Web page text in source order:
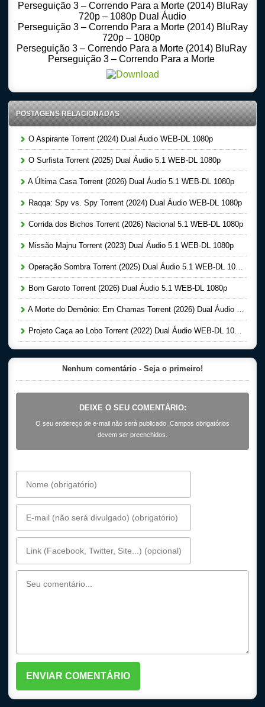
Perseguição 3 – Correndo Para a Morte (2014) BluRay
720p – 1080p Dual Áudio
Perseguição 3 – Correndo Para a Morte (2014) BluRay
720p – 1080p
Perseguição 3 – Correndo Para a Morte (2014) BluRay
Perseguição 3 – Correndo Para a Morte
POSTAGENS RELACIONADAS
O Aspirante Torrent (2024) Dual Áudio WEB-DL 1080p
O Surfista Torrent (2025) Dual Áudio 5.1 WEB-DL 1080p
A Última Casa Torrent (2026) Dual Áudio 5.1 WEB-DL 1080p
Raqqa: Spy vs. Spy Torrent (2024) Dual Áudio WEB-DL 1080p
Corrida dos Bichos Torrent (2026) Nacional 5.1 WEB-DL 1080p
Missão Majnu Torrent (2023) Dual Áudio 5.1 WEB-DL 1080p
Operação Sombra Torrent (2025) Dual Áudio 5.1 WEB-DL 1080p
Bom Garoto Torrent (2026) Dual Áudio 5.1 WEB-DL 1080p
A Morte do Demônio: Em Chamas Torrent (2026) Dual Áudio WEB-DL 720p | 1080p
Projeto Caça ao Lobo Torrent (2022) Dual Áudio WEB-DL 1080p
Nenhum comentário - Seja o primeiro!
DEIXE O SEU COMENTÁRIO:
O seu endereço de e-mail não será publicado. Campos obrigatórios
devem ser preenchidos.